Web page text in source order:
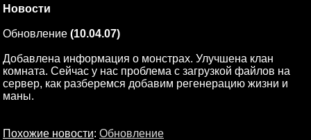
Новости
Обновление (10.04.07)
Добавлена информация о монстрах. Улучшена клан
комната. Сейчас у нас проблема с загрузкой файлов на
сервер, как разберемся добавим регенерацию жизни и
маны.
Похожие новости: Обновление